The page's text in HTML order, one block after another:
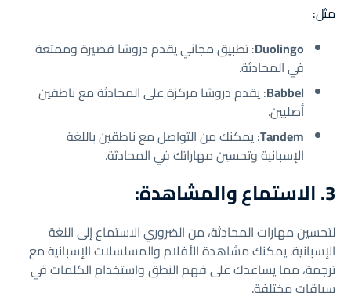
مثل:
Duolingo: تطبيق مجاني يقدم دروسًا قصيرة وممتعة
في المحادثة.
Babbel: يقدم دروسًا مركزة على المحادثة مع ناطقين
أصليين.
Tandem: يمكنك من التواصل مع ناطقين باللغة
الإسبانية وتحسين مهاراتك في المحادثة.
3. الاستماع والمشاهدة:
لتحسين مهارات المحادثة، من الضروري الاستماع إلى اللغة
الإسبانية. يمكنك مشاهدة الأفلام والمسلسلات الإسبانية مع
ترجمة، مما يساعدك على فهم النطق واستخدام الكلمات في
سياقات مختلفة.